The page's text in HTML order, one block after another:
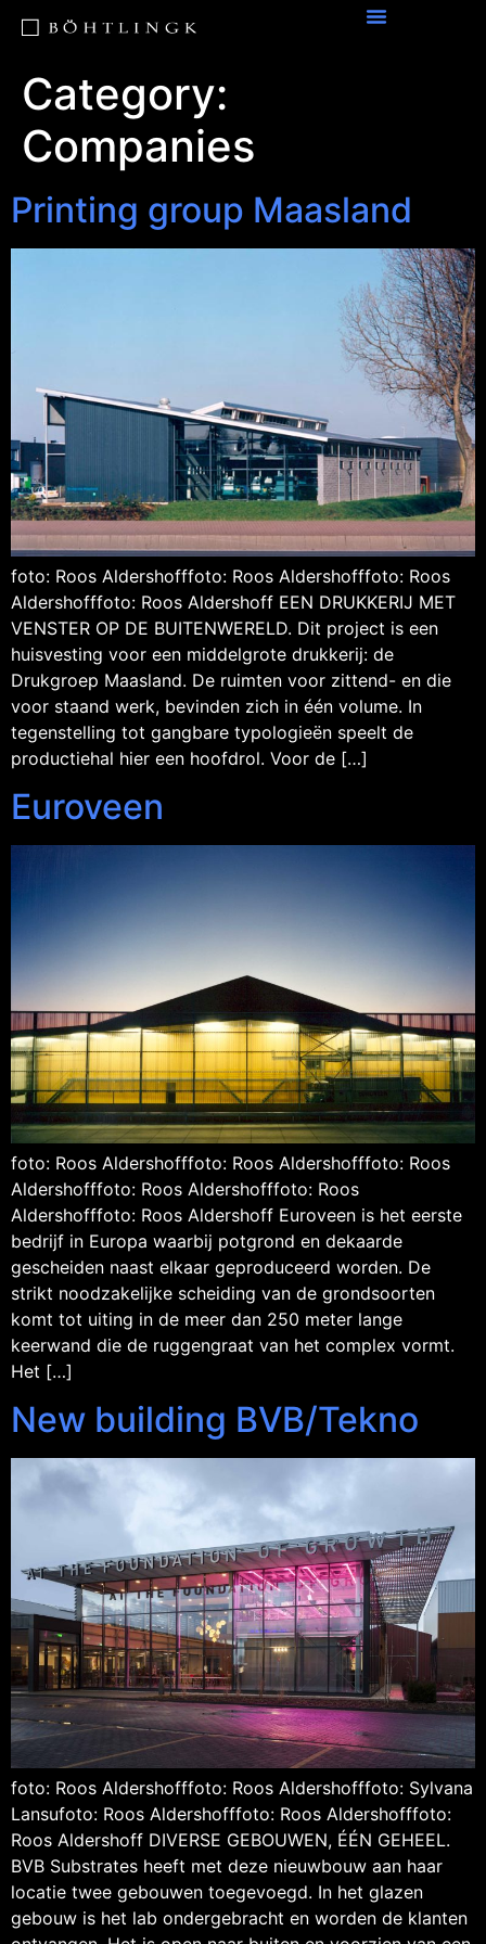
Category:
Companies
Printing group Maasland
foto: Roos Aldershofffoto: Roos Aldershofffoto: Roos
Aldershofffoto: Roos Aldershoff EEN DRUKKERIJ MET
VENSTER OP DE BUITENWERELD. Dit project is een
huisvesting voor een middelgrote drukkerij: de
Drukgroep Maasland. De ruimten voor zittend- en die
voor staand werk, bevinden zich in één volume. In
tegenstelling tot gangbare typologieën speelt de
productiehal hier een hoofdrol. Voor de […]
Euroveen
foto: Roos Aldershofffoto: Roos Aldershofffoto: Roos
Aldershofffoto: Roos Aldershofffoto: Roos
Aldershofffoto: Roos Aldershoff Euroveen is het eerste
bedrijf in Europa waarbij potgrond en dekaarde
gescheiden naast elkaar geproduceerd worden. De
strikt noodzakelijke scheiding van de grondsoorten
komt tot uiting in de meer dan 250 meter lange
keerwand die de ruggengraat van het complex vormt.
Het […]
New building BVB/Tekno
foto: Roos Aldershofffoto: Roos Aldershofffoto: Sylvana
Lansufoto: Roos Aldershofffoto: Roos Aldershofffoto:
Roos Aldershoff DIVERSE GEBOUWEN, ÉÉN GEHEEL.
BVB Substrates heeft met deze nieuwbouw aan haar
locatie twee gebouwen toegevoegd. In het glazen
gebouw is het lab ondergebracht en worden de klanten